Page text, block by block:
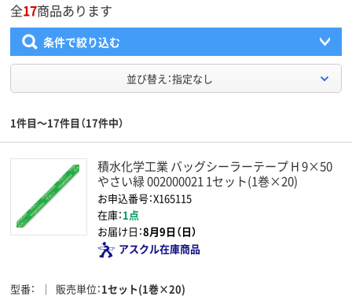
全17商品あります
条件で絞り込む
並び替え：指定なし
1件目～17件目（17件中）
積水化学工業 バッグシーラーテープ H 9×50
やさい緑 002000021 1セット(1巻×20)
お申込番号：X165115
在庫：1点
お届け日：8月9日（日）
アスクル在庫商品
型番 販売単位 1セット(1巻×20)